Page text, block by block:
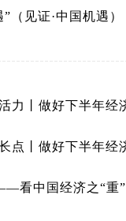
（见证·中国机遇）
力丨做好下半年经
点丨做好下半年经
看中国经济之“重”